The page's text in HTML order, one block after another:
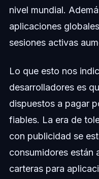
nivel mundial.
aplicaciones
sesiones activas
Lo que esto nos
desarrolladores es
dispuestos a pagar
fiables. La era de
con publicidad se
consumidores están
carteras para